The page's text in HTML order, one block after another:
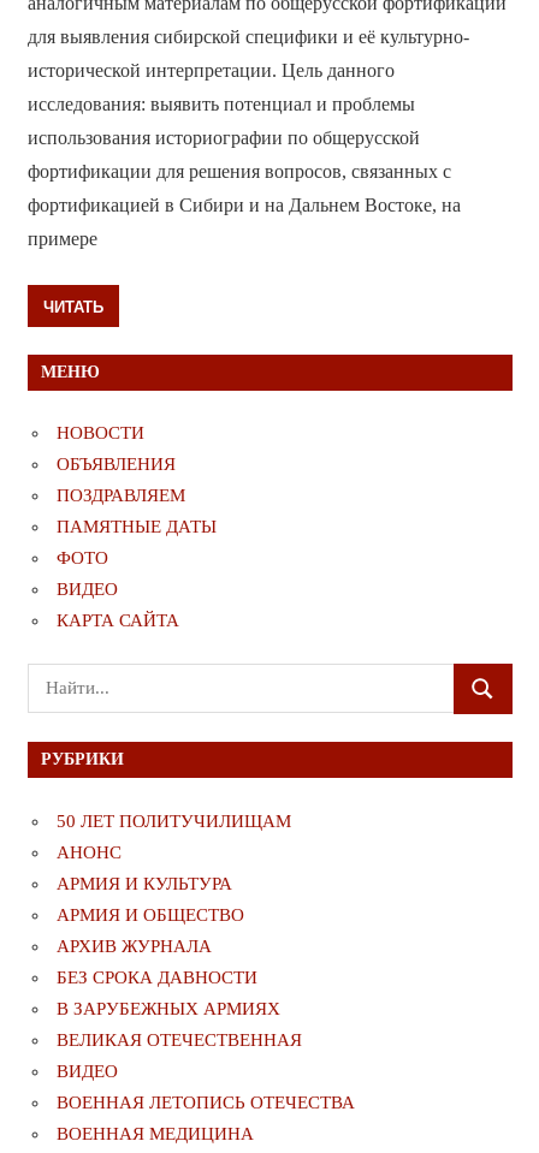
для выявления сибирской специфики и её культурно-
исторической интерпретации. Цель данного
исследования: выявить потенциал и проблемы
использования историографии по общерусской
фортификации для решения вопросов, связанных с
фортификацией в Сибири и на Дальнем Востоке, на
примере
ЧИТАТЬ
МЕНЮ
НОВОСТИ
ОБЪЯВЛЕНИЯ
ПОЗДРАВЛЯЕМ
ПАМЯТНЫЕ ДАТЫ
ФОТО
ВИДЕО
КАРТА САЙТА
Поиск
для:
ПОИСК
РУБРИКИ
50 ЛЕТ ПОЛИТУЧИЛИЩАМ
АНОНС
АРМИЯ И КУЛЬТУРА
АРМИЯ И ОБЩЕСТВО
АРХИВ ЖУРНАЛА
БЕЗ СРОКА ДАВНОСТИ
В ЗАРУБЕЖНЫХ АРМИЯХ
ВЕЛИКАЯ ОТЕЧЕСТВЕННАЯ
ВИДЕО
ВОЕННАЯ ЛЕТОПИСЬ ОТЕЧЕСТВА
ВОЕННАЯ МЕДИЦИНА